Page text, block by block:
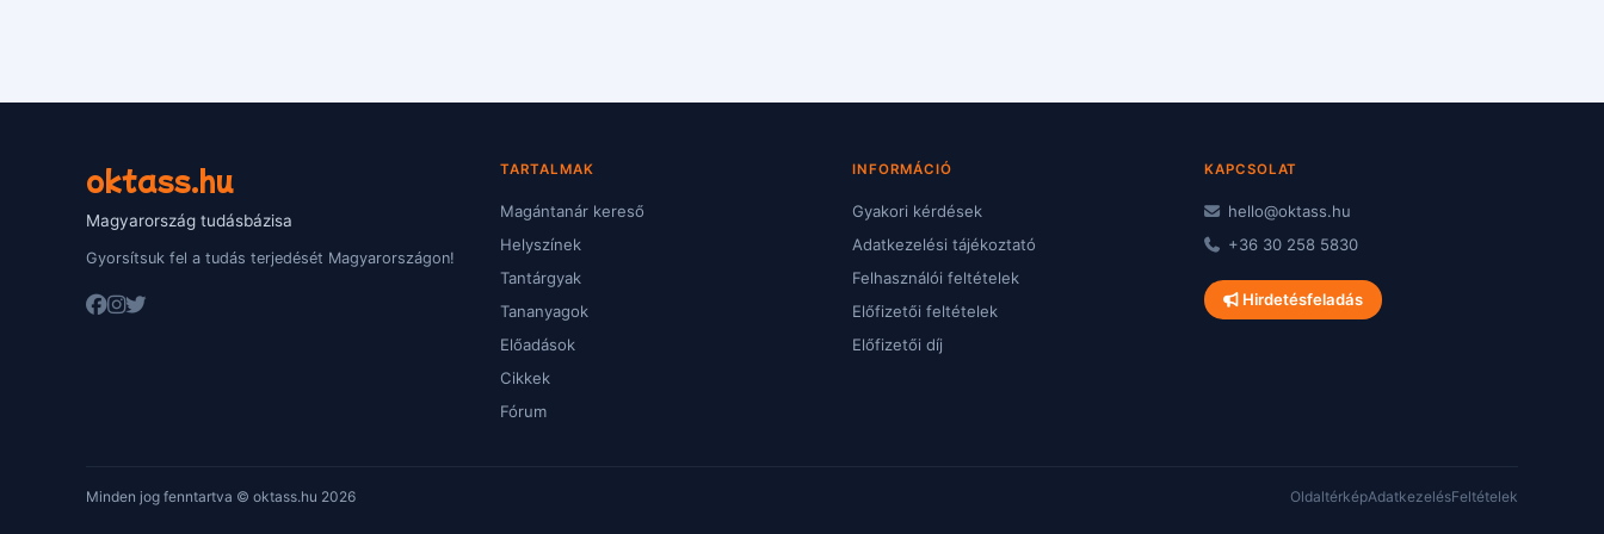
oktass.hu
Magyarország tudásbázisa
Gyorsítsuk fel a tudás terjedését Magyarországon!
TARTALMAK
Magántanár kereső
Helyszínek
Tantárgyak
Tananyagok
Előadások
Cikkek
Fórum
INFORMÁCIÓ
Gyakori kérdések
Adatkezelési tájékoztató
Felhasználói feltételek
Előfizetői feltételek
Előfizetői díj
KAPCSOLAT
hello@oktass.hu
+36 30 258 5830
Hirdetésfeladás
Minden jog fenntartva © oktass.hu 2026 OldaltérképAdatkezelésFeltételek